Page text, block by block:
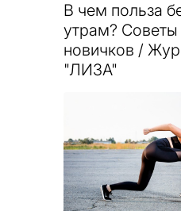
В чем польза
утрам? Советы
новичков /
"ЛИЗА"